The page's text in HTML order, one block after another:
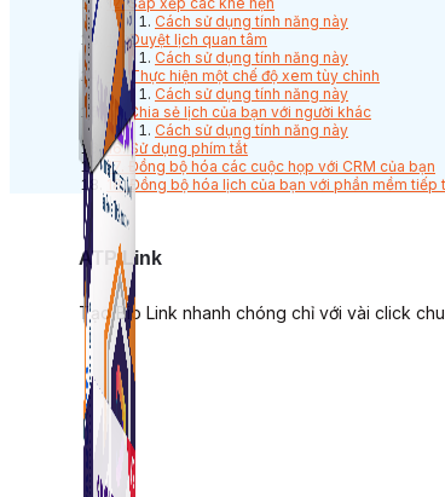
ATP Link
Tạo Bio Link nhanh chóng chỉ với vài click
Cách sử dụng tính năng này
13. Duyệt lịch quan tâm
Cách sử dụng tính năng này
14. Thực hiện một chế độ xem tùy chỉnh
Cách sử dụng tính năng này
15. Chia sẻ lịch của bạn với người khác
Cách sử dụng tính năng này
16. Sử dụng phím tắt
17. Đồng bộ hóa các cuộc họp với CRM của bạn
18. Đồng bộ hóa lịch của bạn với phần mềm tiếp